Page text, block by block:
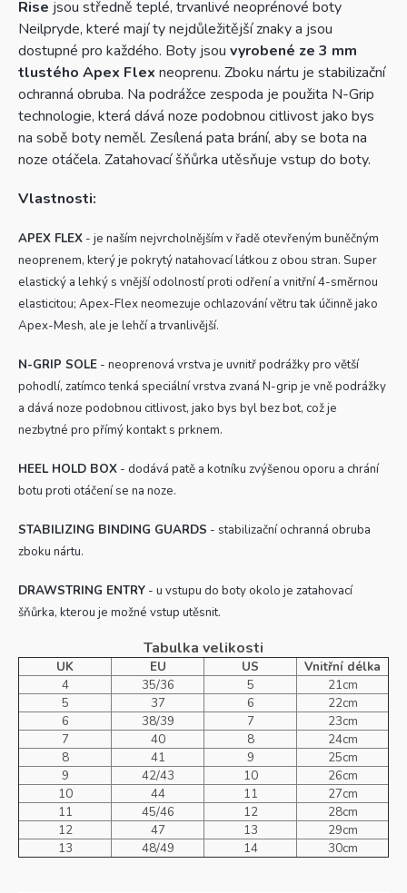
Rise jsou středně teplé, trvanlivé neoprénové boty
Neilpryde, které mají ty nejdůležitější znaky a jsou
dostupné pro každého. Boty jsou vyrobené ze 3 mm
tlustého Apex Flex neoprenu. Zboku nártu je stabilizační
ochranná obruba. Na podrážce zespoda je použita N-Grip
technologie, která dává noze podobnou citlivost jako bys
na sobě boty neměl. Zesílená pata brání, aby se bota na
noze otáčela. Zatahovací šňůrka utěsňuje vstup do boty.
Vlastnosti:
APEX FLEX - je naším nejvrcholnějším v řadě otevřeným buněčným
neoprenem, který je pokrytý natahovací látkou z obou stran. Super
elastický a lehký s vnější odolností proti odření a vnitřní 4-směrnou
elasticitou; Apex-Flex neomezuje ochlazování větru tak účinně jako
Apex-Mesh, ale je lehčí a trvanlivější.
N-GRIP SOLE - neoprenová vrstva je uvnitř podrážky pro větší
pohodlí, zatímco tenká speciální vrstva zvaná N-grip je vně podrážky
a dává noze podobnou citlivost, jako bys byl bez bot, což je
nezbytné pro přímý kontakt s prknem.
HEEL HOLD BOX - dodává patě a kotníku zvýšenou oporu a chrání
botu proti otáčení se na noze.
STABILIZING BINDING GUARDS - stabilizační ochranná obruba
zboku nártu.
DRAWSTRING ENTRY - u vstupu do boty okolo je zatahovací
šňůrka, kterou je možné vstup utěsnit.
Tabulka velikosti
UK EU US
Vnitřní délka
4
35/36 5
21cm
5
37 6
22cm
6
38/39 7
23cm
7
40 8
24cm
8
41 9
25cm
9
42/43 10
26cm
10
44 11
27cm
11
45/46 12
28cm
12
47 13
29cm
13
48/49 14 30cm